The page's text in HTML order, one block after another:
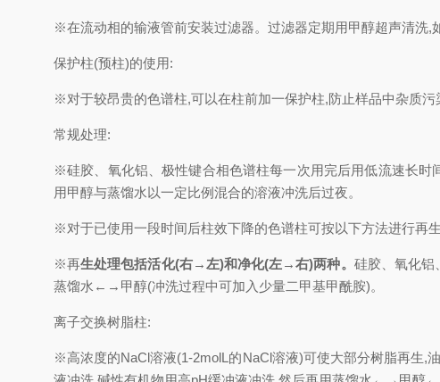
※在流动相的输液管前安装过滤器。过滤器定期用甲醇超声清洗,
保护柱(预柱)的使用:
※对于较昂贵的色谱柱,可以在柱前加一保护柱,防止样品中杂质
常规处理:
※硅胶、氧化铝、极性键合相色谱柱每一次用完后用低流速长
用甲醇与蒸馏水以一定比例混合的溶液冲洗后过夜。
※对于已使用一段时间后柱效下降的色谱柱可按以下方法进行再生
※再生处理包括活化(右→左)和净化(左→右)两种。 硅胶、氧化
蒸馏水←→甲醇(冲洗过程中可加入少量二甲基甲酰胺)。
离子交换树脂柱:
※高浓度的NaCl溶液(1-2molL的NaCl溶液)可使大部分树脂再生,